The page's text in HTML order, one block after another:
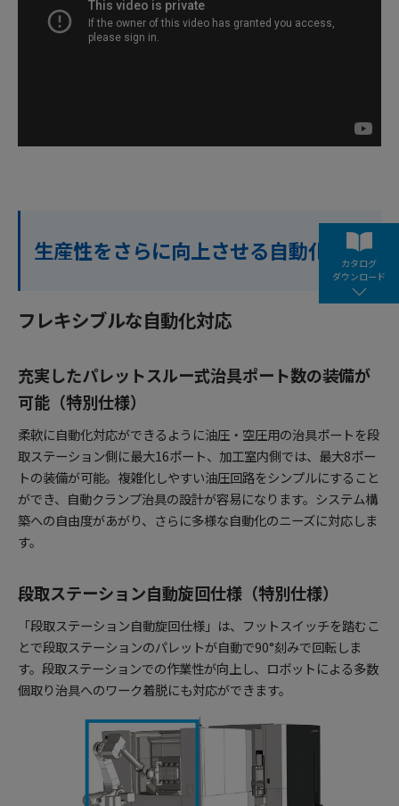
生産性をさらに向上させる自動化対応
フレキシブルな自動化対応
充実したパレットスルー式治具ポート数の装備が
可能（特別仕様）
柔軟に自動化対応ができるように油圧・空圧用の治具ポートを段
取ステーション側に最大16ポート、加工室内側では、最大8ポー
トの装備が可能。複雑化しやすい油圧回路をシンプルにすること
ができ、自動クランプ治具の設計が容易になります。システム構
築への自由度があがり、さらに多様な自動化のニーズに対応しま
す。
段取ステーション自動旋回仕様（特別仕様）
「段取ステーション自動旋回仕様」は、フットスイッチを踏むこ
とで段取ステーションのパレットが自動で90°刻みで回転しま
す。段取ステーションでの作業性が向上し、ロボットによる多数
個取り治具へのワーク着脱にも対応ができます。
カタログ
ダウンロード